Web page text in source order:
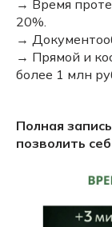
→ Время
20%.
→
→ Прямой и
более 1 млн
Полная запись
позволить